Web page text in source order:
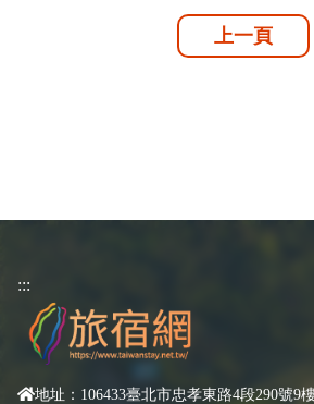
上一頁
:::
地址：106433臺北市忠孝東路4段290號9